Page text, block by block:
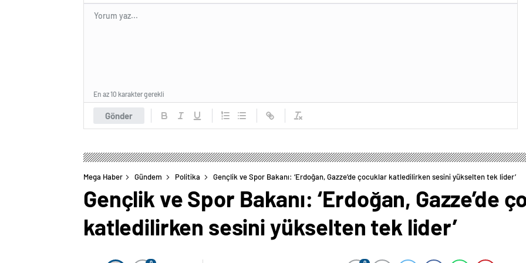
Gönder
En az 10 karakter gerekli
Mega Haber Gündem Politika Gençlik ve Spor Bakanı: ‘Erdoğan, Gazze’de çocuklar katledilirken sesini yükselten tek lider’
Gençlik ve Spor Bakanı: ‘Erdoğan, Gazze’de
katledilirken sesini yükselten tek lider’